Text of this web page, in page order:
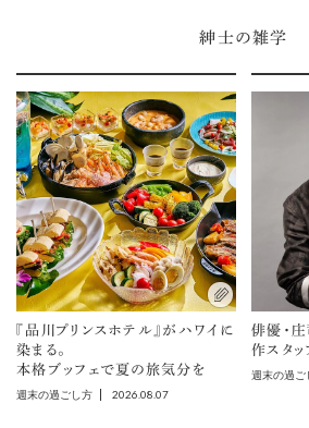
紳士の雑学
『品川プリンスホテル』がハワイに
染まる。
本格ブッフェで夏の旅気分を
週末の過ごし方 2026.08.07
俳優・
作スタッ
週末の過ご